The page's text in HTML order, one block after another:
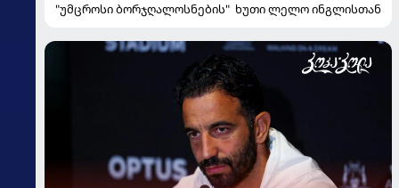
"უმცროსი ბორჯღალოსნების" ხუთი ლელო ინგლისთან